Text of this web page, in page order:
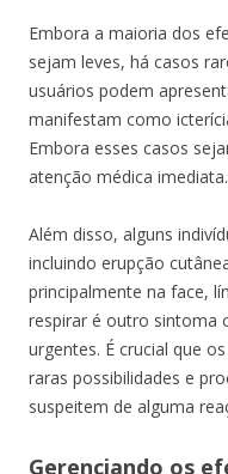
Embora a maioria dos
sejam leves, há casos
usuários podem
manifestam como
Embora esses casos
atenção médica imediata.
Além disso, alguns
incluindo erupção
principalmente na face,
respirar é outro sintoma
urgentes. É crucial que
raras possibilidades e
suspeitem de alguma
Gerenciando os